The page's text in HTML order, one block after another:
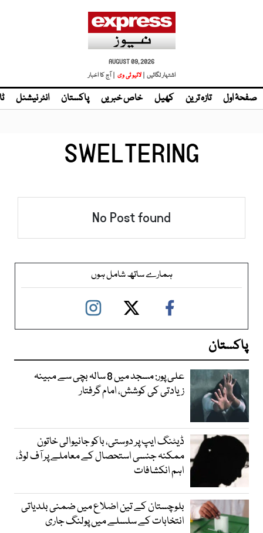
AUGUST 09, 2026
اشتہار لگائیں | لائیو ٹی وی | آج کا اخبار
صفحۂ اول تازہ ترین کھیل خاص خبریں پاکستان انٹر نیشنل
SWELTERING
No Post found
ہمارے ساتھ شامل ہوں
پاکستان
علی پور: مسجد میں 8 سالہ بچی سے مبینہ
زیادتی کی کوشش، امام گرفتار
ڈیٹنگ ایپ پر دوستی، باکو جانیوالی خاتون
ممکنہ جنسی استحصال کے معاملے پر آف لوڈ،
اہم انکشافات
بلوچستان کے تین اضلاع میں ضمنی بلدیاتی
انتخابات کے سلسلے میں پولنگ جاری